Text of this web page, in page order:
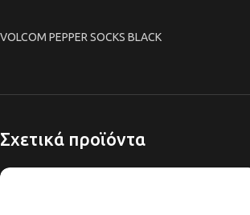
VOLCOM PEPPER SOCKS BLACK
Σχετικά προϊόντα